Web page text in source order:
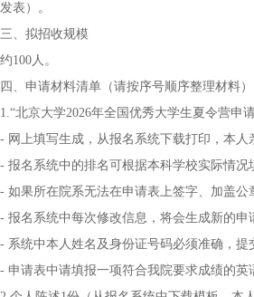
发表）。
三、拟招收规模
约100人。
四、申请材料清单（请按序号顺序整理材料）
1.“北京大学2026年全国优秀大学生夏令营申请
- 网上填写生成，从报名系统下载打印，本
- 报名系统中的排名可根据本科学校实际情
- 如果所在院系无法在申请表上签字、加盖公
- 报名系统中每次修改信息，将会生成新的
- 系统中本人姓名及身份证号码必须准确，提
- 申请表中请填报一项符合我院要求成绩的